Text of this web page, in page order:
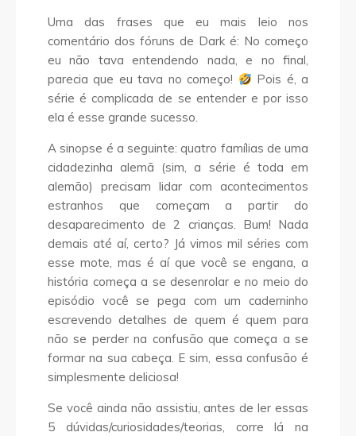
Uma das frases que eu mais leio nos
comentário dos fóruns de Dark é: No começo
eu não tava entendendo nada, e no final,
parecia que eu tava no começo!
Pois é, a
série é complicada de se entender e por isso
ela é esse grande sucesso.
A sinopse é a seguinte: quatro famílias de uma
cidadezinha alemã (sim, a série é toda em
alemão) precisam lidar com acontecimentos
estranhos que começam a partir do
desaparecimento de 2 crianças. Bum! Nada
demais até aí, certo? Já vimos mil séries com
esse mote, mas é aí que você se engana, a
história começa a se desenrolar e no meio do
episódio você se pega com um caderninho
escrevendo detalhes de quem é quem para
não se perder na confusão que começa a se
formar na sua cabeça. E sim, essa confusão é
simplesmente deliciosa!
Se você ainda não assistiu, antes de ler essas
5 dúvidas/curiosidades/teorias, corre lá na